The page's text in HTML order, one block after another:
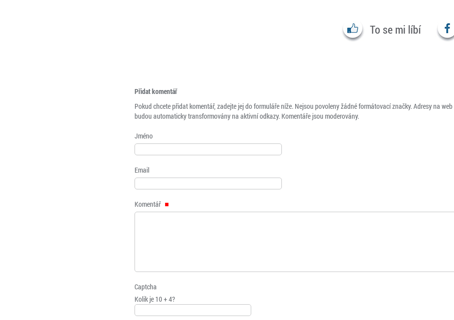
To se mi líbí
Přidat komentář
Pokud chcete přidat komentář, zadejte jej do formuláře níže. Nejsou povoleny žádné formátovací značky. Adresy na
budou automaticky transformovány na aktivní odkazy. Komentáře jsou moderovány.
Jméno
Email
Komentář
Captcha
Kolik je 10 + 4?